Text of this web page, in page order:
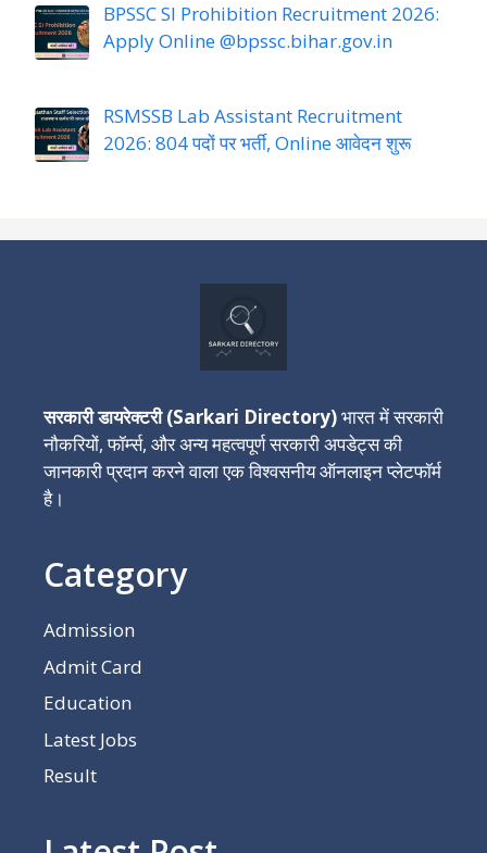
BPSSC SI Prohibition Recruitment 2026:
Apply Online @bpssc.bihar.gov.in
RSMSSB Lab Assistant Recruitment
2026: 804 पदों पर भर्ती, Online आवेदन शुरू
सरकारी डायरेक्टरी (Sarkari Directory)भारत में सरकारी
नौकरियों, फॉर्म्स, और अन्य महत्वपूर्ण सरकारी अपडेट्स की
जानकारी प्रदान करने वाला एक विश्वसनीय ऑनलाइन प्लेटफॉर्म
है।
Category
Admission
Admit Card
Education
Latest Jobs
Result